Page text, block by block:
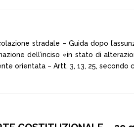
stradale – Guida dopo
dell’inciso «in stato di
orientata – Artt. 3, 13, 25, secondo